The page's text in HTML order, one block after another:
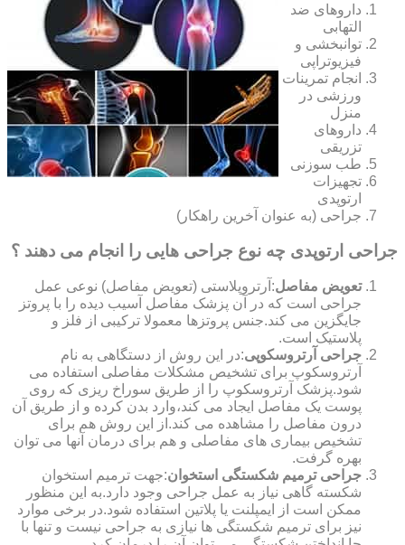
داروهای ضد
التهابی
توانبخشی و
فیزیوتراپی
انجام تمرینات
ورزشی در
منزل
داروهای
تزریقی
طب سوزنی
تجهیزات
ارتوپدی
جراحی (به عنوان آخرین راهکار)
جراحی ارتوپدی چه نوع جراحی هایی را انجام می دهند ؟
تعویض مفاصل:آرتروپلاستی (تعویض مفاصل) نوعی عمل
جراحی است که در آن پزشک مفاصل آسیب دیده را با پروتز
جایگزین می کند.جنس پروتزها معمولا ترکیبی از فلز و
پلاستیک است.
جراحی آرتروسکوپی:در این روش از دستگاهی به نام
آرتروسکوپ برای تشخیص مشکلات مفاصلی استفاده می
شود.پزشک آرتروسکوپ را از طریق سوراخ ریزی که روی
پوست یک مفاصل ایجاد می کند،وارد بدن کرده و از طریق آن
درون مفاصل را مشاهده می کند.از این روش هم برای
تشخیص بیماری های مفاصلی و هم برای درمان آنها می توان
بهره گرفت.
جراحی ترمیم شکستگی استخوان:جهت ترمیم استخوان
شکسته گاهی نیاز به عمل جراحی وجود دارد.به این منظور
ممکن است از ایمپلنت یا پلاتین استفاده شود.در برخی موارد
نیز برای ترمیم شکستگی ها نیازی به جراحی نیست و تنها با